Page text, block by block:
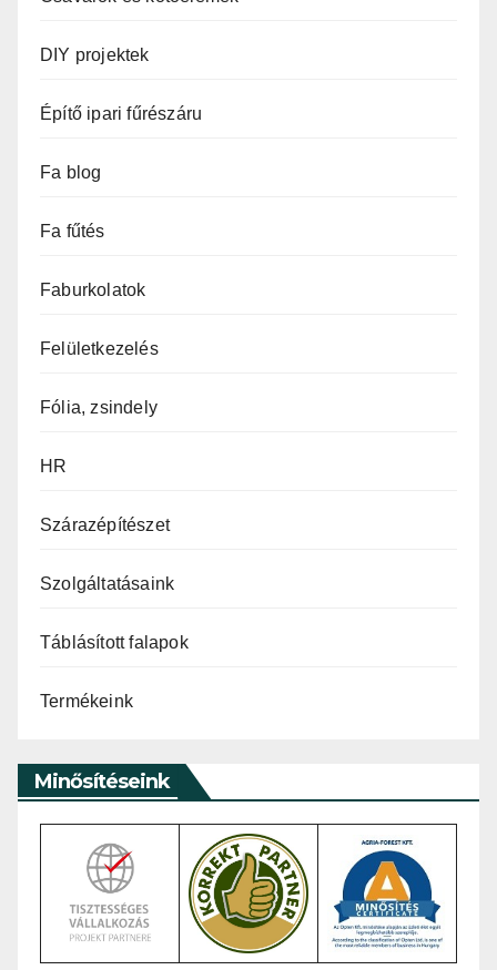
DIY projektek
Építő ipari fűrészáru
Fa blog
Fa fűtés
Faburkolatok
Felületkezelés
Fólia, zsindely
HR
Szárazépítészet
Szolgáltatásaink
Táblásított falapok
Termékeink
Minősítéseink